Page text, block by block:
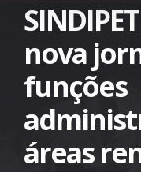
nova
funções
áreas